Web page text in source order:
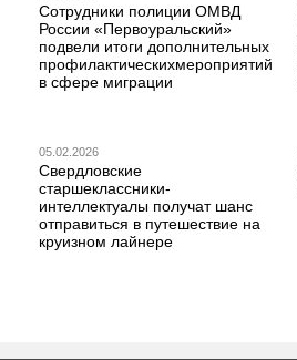
Сотрудники полиции ОМВД
России «Первоуральский»
подвели итоги дополнительных
профилактическихмероприятий
в сфере миграции
05.02.2026
Свердловские
старшеклассники-
интеллектуалы получат шанс
отправиться в путешествие на
круизном лайнере